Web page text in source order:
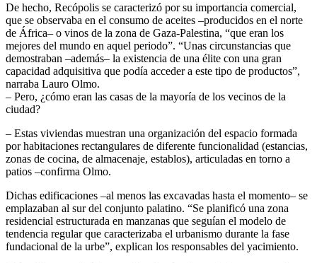
De hecho, Recópolis se caracterizó por su importancia comercial,
que se observaba en el consumo de aceites –producidos en el norte
de África– o vinos de la zona de Gaza-Palestina, “que eran los
mejores del mundo en aquel periodo”. “Unas circunstancias que
demostraban –además– la existencia de una élite con una gran
capacidad adquisitiva que podía acceder a este tipo de productos”,
narraba Lauro Olmo.
– Pero, ¿cómo eran las casas de la mayoría de los vecinos de la
ciudad?
– Estas viviendas muestran una organización del espacio formada
por habitaciones rectangulares de diferente funcionalidad (estancias,
zonas de cocina, de almacenaje, establos), articuladas en torno a
patios –confirma Olmo.
Dichas edificaciones –al menos las excavadas hasta el momento– se
emplazaban al sur del conjunto palatino. “Se planificó una zona
residencial estructurada en manzanas que seguían el modelo de
tendencia regular que caracterizaba el urbanismo durante la fase
fundacional de la urbe”, explican los responsables del yacimiento.